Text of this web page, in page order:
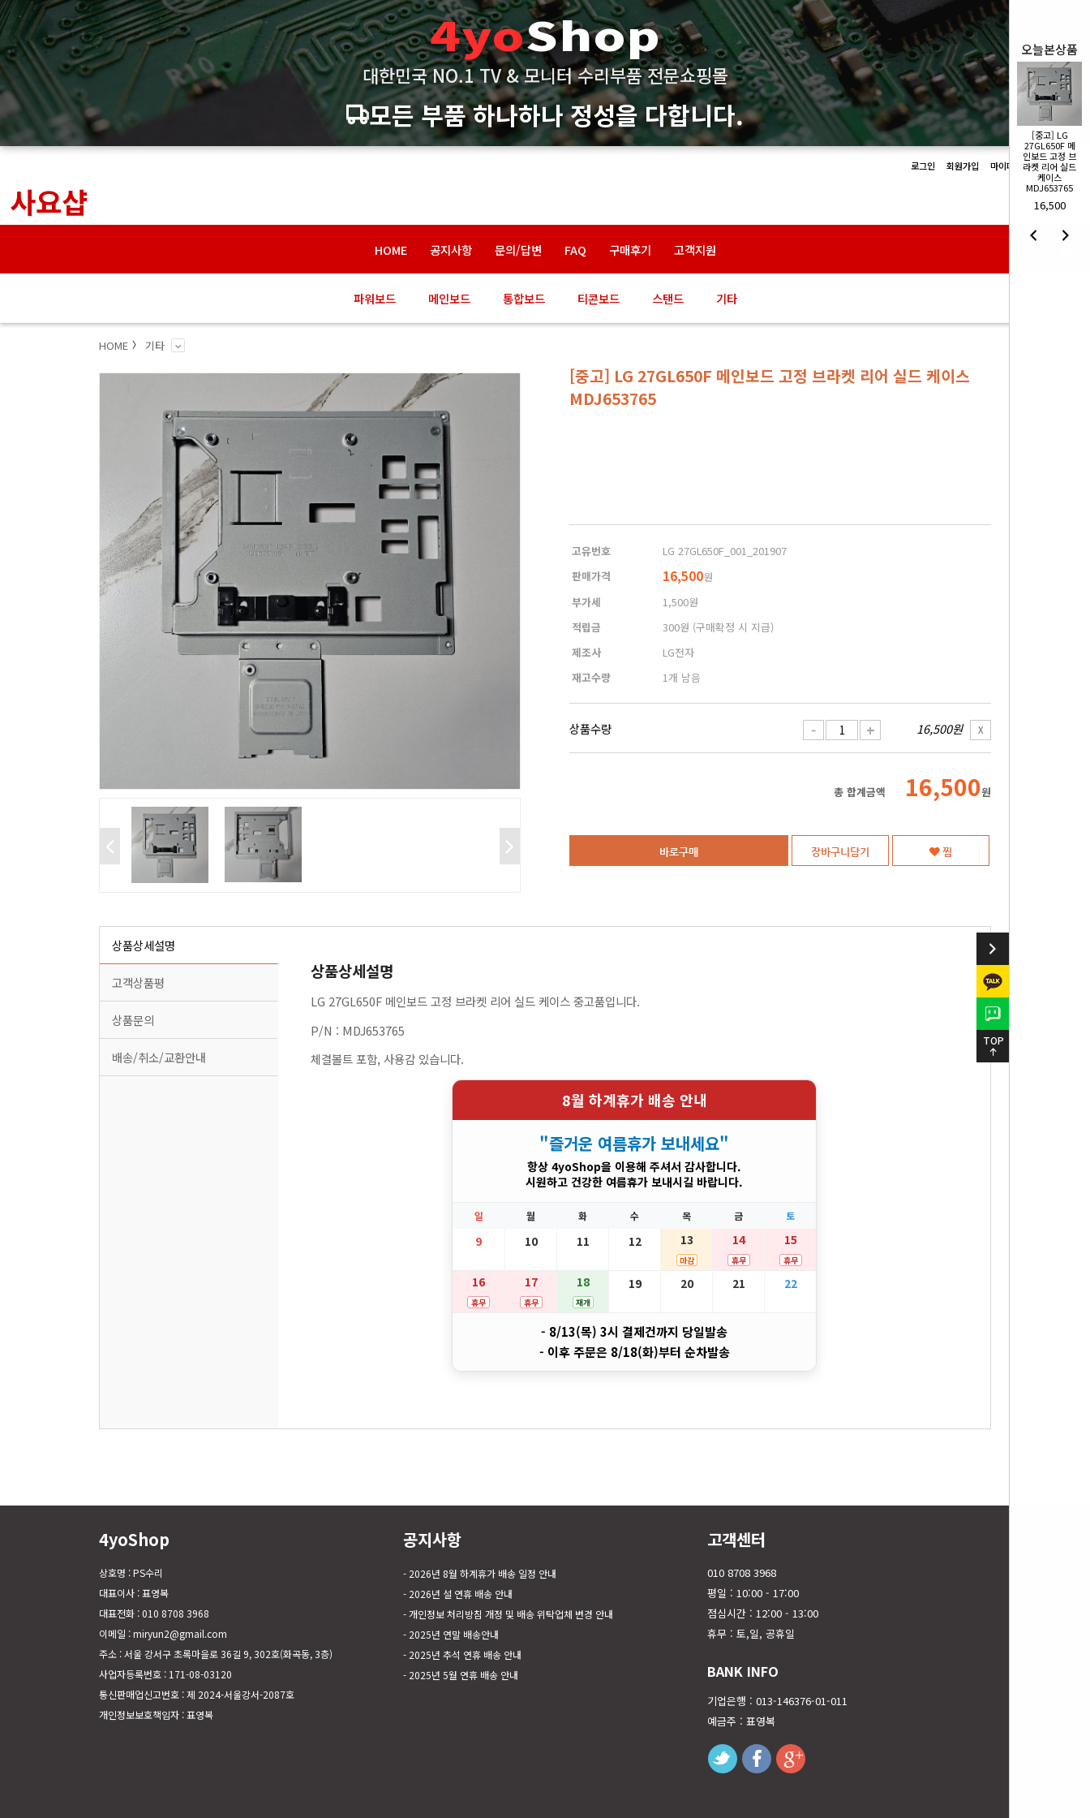
4yoShop
대한민국 NO.1 TV & 모니터 수리부품 전문쇼핑몰
모든 부품 하나하나 정성을 다합니다.
사요샵
로그인 회원가입 마이페이지 장바구니
HOME 공지사항 문의/답변 FAQ 구매후기 고객지원
파워보드 메인보드 통합보드 티콘보드 스탠드 기타
HOME 기타
[중고] LG 27GL650F 메인보드 고정 브라켓 리어 실드 케이스
MDJ653765
고유번호
LG 27GL650F_001_201907
판매가격
16,500원
부가세
1,500원
적립금
300원 (구매확정 시 지급)
제조사
LG전자
재고수량
1개 남음
상품수량 - + 16,500원 X
총 합계금액 16,500원
바로구매 장바구니담기 찜
상품상세설명
고객상품평
상품문의
배송/취소/교환안내
상품상세설명
LG 27GL650F 메인보드 고정 브라켓 리어 실드 케이스 중고품입니다.
P/N : MDJ653765
체결볼트 포함, 사용감 있습니다.
8월 하계휴가 배송 안내
"즐거운 여름휴가 보내세요"
항상 4yoShop을 이용해 주셔서 감사합니다.
시원하고 건강한 여름휴가 보내시길 바랍니다.
일 월 화 수 목 금 토
9 10 11 12 13
마감
14
휴무
15
휴무
16
휴무
17
휴무
18
재개
19 20 21 22
- 8/13(목) 3시 결제건까지 당일발송
- 이후 주문은 8/18(화)부터 순차발송
4yoShop
상호명 : PS수리
대표이사 : 표영복
대표전화 : 010 8708 3968
이메일 : miryun2@gmail.com
주소 : 서울 강서구 초록마을로 36길 9, 302호(화곡동, 3층)
사업자등록번호 : 171-08-03120
통신판매업신고번호 : 제 2024-서울강서-2087호
개인정보보호책임자 : 표영복
공지사항
2026년 8월 하계휴가 배송 일정 안내
2026년 설 연휴 배송 안내
개인정보 처리방침 개정 및 배송 위탁업체 변경 안내
2025년 연말 배송안내
2025년 추석 연휴 배송 안내
2025년 5월 연휴 배송 안내
고객센터
010 8708 3968
평일 : 10:00 - 17:00
점심시간 : 12:00 - 13:00
휴무 : 토,일, 공휴일
BANK INFO
기업은행 : 013-146376-01-011
예금주 : 표영복
twitterfacebook
TOP
오늘본상품
[중고] LG
27GL650F 메
라켓 리어 실드
[중고] LG
27GL650F 메
인보드 고정 브
라켓 리어 실드
케이스
MDJ653765
16,500